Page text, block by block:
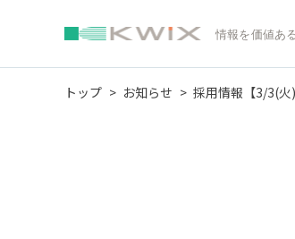
情報を価値あ
トップ お知らせ 採用情報【3/3(